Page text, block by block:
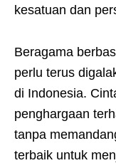
kesatuan dan
Beragama
perlu terus
di Indonesia.
penghargaan
tanpa
terbaik untuk